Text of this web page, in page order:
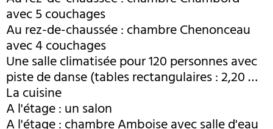
avec 5 couchages
Au rez-de-chaussée : chambre Chenonceau
avec 4 couchages
Une salle climatisée pour 120 personnes avec
piste de danse (tables rectangulaires : 2,20 m
x 0,80 m)
La cuisine
A l'étage : un salon